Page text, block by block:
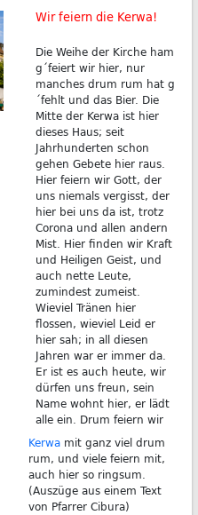
Wir feiern die Kerwa!
Die Weihe der Kirche ham
g´feiert wir hier, nur
manches drum rum hat g
´fehlt und das Bier. Die
Mitte der Kerwa ist hier
dieses Haus; seit
Jahrhunderten schon
gehen Gebete hier raus.
Hier feiern wir Gott, der
uns niemals vergisst, der
hier bei uns da ist, trotz
Corona und allen andern
Mist. Hier finden wir Kraft
und Heiligen Geist, und
auch nette Leute,
zumindest zumeist.
Wieviel Tränen hier
flossen, wieviel Leid er
hier sah; in all diesen
Jahren war er immer da.
Er ist es auch heute, wir
dürfen uns freun, sein
Name wohnt hier, er lädt
alle ein. Drum feiern wir
Kerwa mit ganz viel drum
rum, und viele feiern mit,
auch hier so ringsum.
(Auszüge aus einem Text
von Pfarrer Cibura)